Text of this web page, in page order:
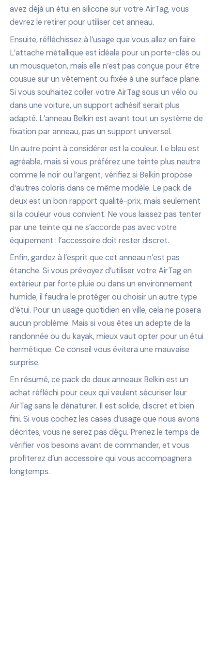
avez déjà un étui en silicone sur votre AirTag, vous
devrez le retirer pour utiliser cet anneau.
Ensuite, réfléchissez à l’usage que vous allez en faire.
L’attache métallique est idéale pour un porte-clés ou
un mousqueton, mais elle n’est pas conçue pour être
cousue sur un vêtement ou fixée à une surface plane.
Si vous souhaitez coller votre AirTag sous un vélo ou
dans une voiture, un support adhésif serait plus
adapté. L’anneau Belkin est avant tout un système de
fixation par anneau, pas un support universel.
Un autre point à considérer est la couleur. Le bleu est
agréable, mais si vous préférez une teinte plus neutre
comme le noir ou l’argent, vérifiez si Belkin propose
d’autres coloris dans ce même modèle. Le pack de
deux est un bon rapport qualité-prix, mais seulement
si la couleur vous convient. Ne vous laissez pas tenter
par une teinte qui ne s’accorde pas avec votre
équipement : l’accessoire doit rester discret.
Enfin, gardez à l’esprit que cet anneau n’est pas
étanche. Si vous prévoyez d’utiliser votre AirTag en
extérieur par forte pluie ou dans un environnement
humide, il faudra le protéger ou choisir un autre type
d’étui. Pour un usage quotidien en ville, cela ne posera
aucun problème. Mais si vous êtes un adepte de la
randonnée ou du kayak, mieux vaut opter pour un étui
hermétique. Ce conseil vous évitera une mauvaise
surprise.
En résumé, ce pack de deux anneaux Belkin est un
achat réfléchi pour ceux qui veulent sécuriser leur
AirTag sans le dénaturer. Il est solide, discret et bien
fini. Si vous cochez les cases d’usage que nous avons
décrites, vous ne serez pas déçu. Prenez le temps de
vérifier vos besoins avant de commander, et vous
profiterez d’un accessoire qui vous accompagnera
longtemps.